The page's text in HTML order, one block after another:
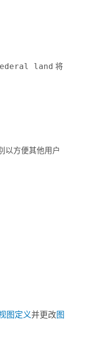
land 将
以方便其他用户
图定义并更改图